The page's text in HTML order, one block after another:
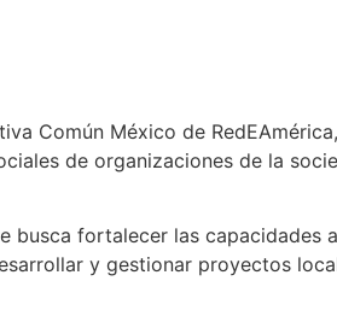
Común México de
de organizaciones de la
busca fortalecer las capacidades
y gestionar proyectos